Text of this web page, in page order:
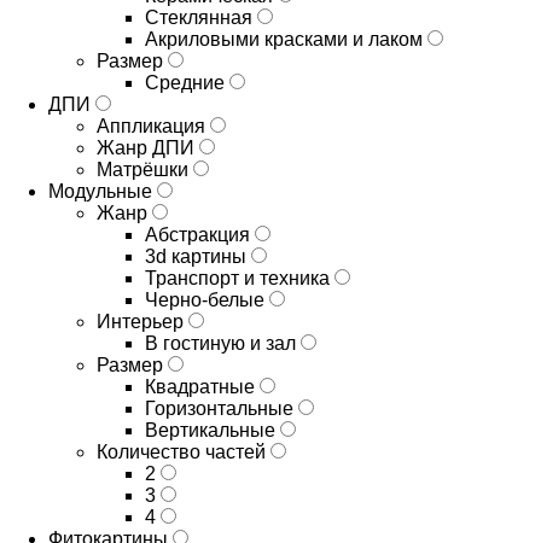
Стеклянная
Акриловыми красками и лаком
Размер
Средние
ДПИ
Аппликация
Жанр ДПИ
Матрёшки
Модульные
Жанр
Абстракция
3d картины
Транспорт и техника
Черно-белые
Интерьер
В гостиную и зал
Размер
Квадратные
Горизонтальные
Вертикальные
Количество частей
2
3
4
Фитокартины